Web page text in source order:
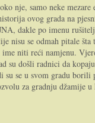
nje, samo neke
ovog grada na
dakle po imenu
se odmah pitale šta
niti reći namjenu.
su došli radnici da
se u svom gradu borili
za gradnju džamije